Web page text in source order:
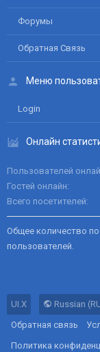
Форумы
Обратная Связь
Меню
Login
Онлайн
Пользователей
Гостей онлайн
Всего посетителей
Общее количество
пользователей.
UI.X
Russian
Обратная связь
Политика